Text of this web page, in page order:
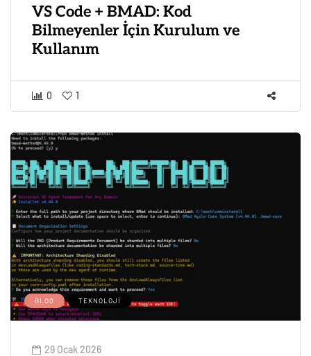
VS Code + BMAD: Kod
Bilmeyenler İçin Kurulum ve
Kullanım
0 1
BLOG TEKNOLOJI
29 Ocak 2026